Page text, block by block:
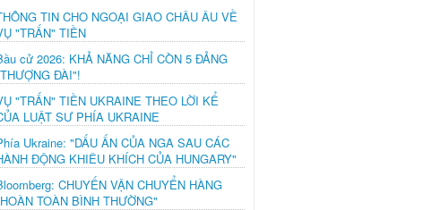
TIN CHO NGOẠI GIAO CHÂU ÂU VỀ
"TRẤN" TIỀN
cử 2026: KHẢ NĂNG CHỈ CÒN 5 ĐẢNG
ĐÀI"!
"TRẤN" TIỀN UKRAINE THEO LỜI KỂ
LUẬT SƯ PHÍA UKRAINE
Ukraine: "DẤU ẤN CỦA NGA SAU CÁC
ĐỘNG KHIÊU KHÍCH CỦA HUNGARY"
CHUYẾN VẬN CHUYỂN HÀNG
TOÀN BÌNH THƯỜNG"